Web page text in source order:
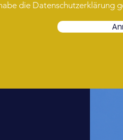
die Datenschutzerklärung